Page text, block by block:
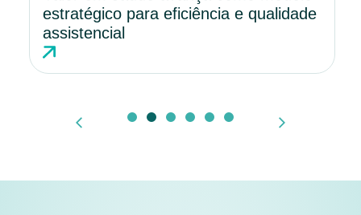
estratégico para eficiência e qualidade
assistencial